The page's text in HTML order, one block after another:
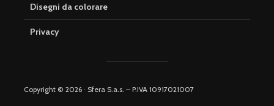
Disegni da colorare
Privacy
Copyright © 2026 · Sfera S.a.s. – P.IVA 10917021007